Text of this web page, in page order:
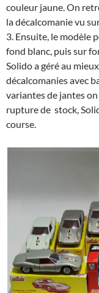
couleur jaune. On
la décalcomanie vu
3. Ensuite, le modèle
fond blanc, puis sur
Solido a géré au
décalcomanies avec
variantes de jantes
rupture de stock,
course.